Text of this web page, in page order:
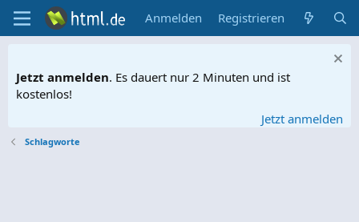
Anmelden Registrieren
Jetzt anmelden. Es dauert nur 2 Minuten und ist
kostenlos!
Jetzt anmelden
Schlagworte